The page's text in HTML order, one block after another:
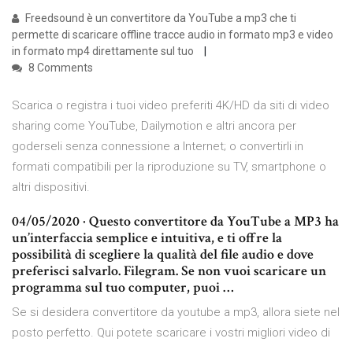
Freedsound è un convertitore da YouTube a mp3 che ti
permette di scaricare offline tracce audio in formato mp3 e video
in formato mp4 direttamente sul tuo
8 Comments
Scarica o registra i tuoi video preferiti 4K/HD da siti di video
sharing come YouTube, Dailymotion e altri ancora per
goderseli senza connessione a Internet; o convertirli in
formati compatibili per la riproduzione su TV, smartphone o
altri dispositivi.
04/05/2020 · Questo convertitore da YouTube a MP3 ha
un’interfaccia semplice e intuitiva, e ti offre la
possibilità di scegliere la qualità del file audio e dove
preferisci salvarlo. Filegram. Se non vuoi scaricare un
programma sul tuo computer, puoi …
Se si desidera convertitore da youtube a mp3, allora siete nel
posto perfetto. Qui potete scaricare i vostri migliori video di